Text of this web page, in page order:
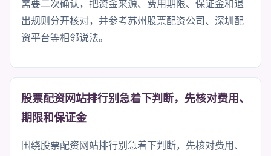
需要二次确认，把资金来源、费用期限、保证金和退
出规则分开核对，并参考苏州股票配资公司、深圳配
资平台等相邻说法。
股票配资网站排行别急着下判断，先核对费用、
期限和保证金
围绕股票配资网站排行别急着下判断，先核对费用、